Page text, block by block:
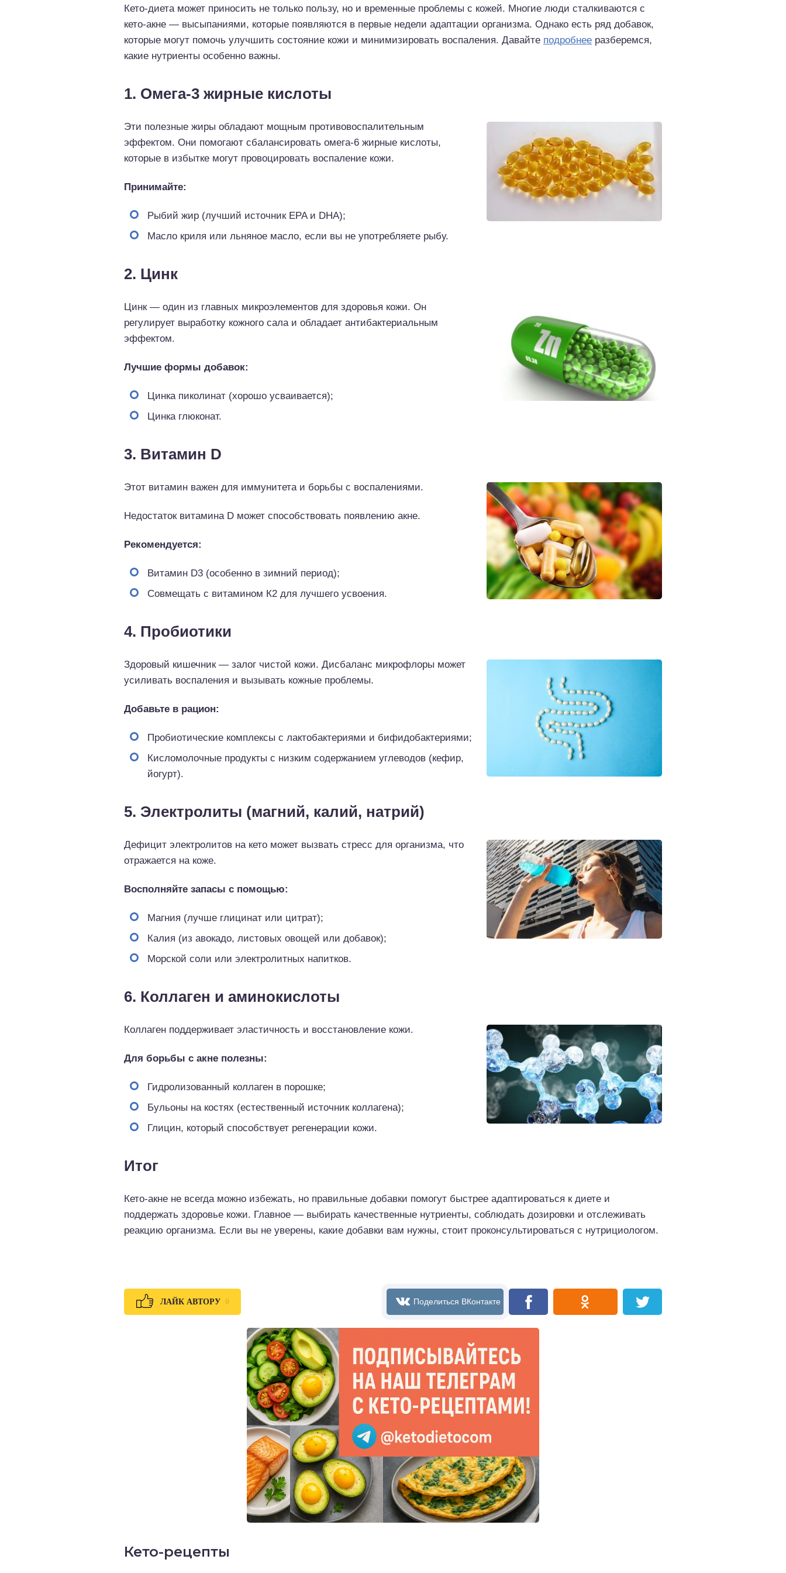
Кето-диета может приносить не только пользу, но и временные проблемы с кожей. Многие люди сталкиваются с
кето-акне — высыпаниями, которые появляются в первые недели адаптации организма. Однако есть ряд добавок,
которые могут помочь улучшить состояние кожи и минимизировать воспаления. Давайте подробнее разберемся,
какие нутриенты особенно важны.
1. Омега-3 жирные кислоты
Эти полезные жиры обладают мощным противовоспалительным
эффектом. Они помогают сбалансировать омега-6 жирные кислоты,
которые в избытке могут провоцировать воспаление кожи.
Принимайте:
Рыбий жир (лучший источник EPA и DHA);
Масло криля или льняное масло, если вы не употребляете рыбу.
2. Цинк
Цинк — один из главных микроэлементов для здоровья кожи. Он
регулирует выработку кожного сала и обладает антибактериальным
эффектом.
Лучшие формы добавок:
Цинка пиколинат (хорошо усваивается);
Цинка глюконат.
3. Витамин D
Этот витамин важен для иммунитета и борьбы с воспалениями.
Недостаток витамина D может способствовать появлению акне.
Рекомендуется:
Витамин D3 (особенно в зимний период);
Совмещать с витамином К2 для лучшего усвоения.
4. Пробиотики
Здоровый кишечник — залог чистой кожи. Дисбаланс микрофлоры может
усиливать воспаления и вызывать кожные проблемы.
Добавьте в рацион:
Пробиотические комплексы с лактобактериями и бифидобактериями;
Кисломолочные продукты с низким содержанием углеводов (кефир,
йогурт).
5. Электролиты (магний, калий, натрий)
Дефицит электролитов на кето может вызвать стресс для организма, что
отражается на коже.
Восполняйте запасы с помощью:
Магния (лучше глицинат или цитрат);
Калия (из авокадо, листовых овощей или добавок);
Морской соли или электролитных напитков.
6. Коллаген и аминокислоты
Коллаген поддерживает эластичность и восстановление кожи.
Для борьбы с акне полезны:
Гидролизованный коллаген в порошке;
Бульоны на костях (естественный источник коллагена);
Глицин, который способствует регенерации кожи.
Итог
Кето-акне не всегда можно избежать, но правильные добавки помогут быстрее адаптироваться к диете и
поддержать здоровье кожи. Главное — выбирать качественные нутриенты, соблюдать дозировки и отслеживать
реакцию организма. Если вы не уверены, какие добавки вам нужны, стоит проконсультироваться с нутрициологом.
ЛАЙК АВТОРУ 0
Кето-рецепты